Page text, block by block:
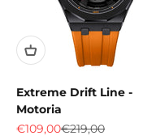
Extreme Drift Line -
Motoria
Sale price
€109,00Regular price
€219,00